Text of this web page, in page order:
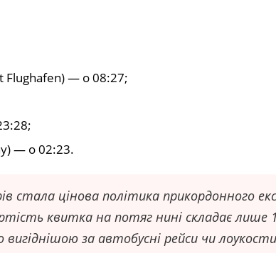
Flughafen) — о 08:27;
— о 02:23.
стала цінова політика прикордонного
квитка на потяг нині складає лише
за автобусні рейси чи